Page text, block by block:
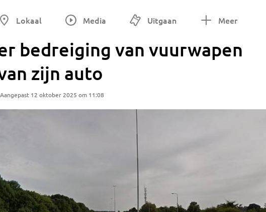
Lokaal Media Uitgaan Meer
bedreiging van vuurwapen
zijn auto
12 oktober 2025 om 11:08